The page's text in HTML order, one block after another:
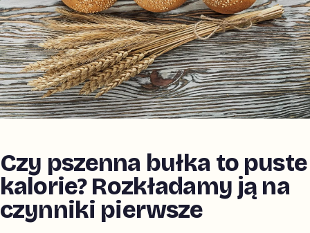
Czy pszenna bułka to puste
kalorie? Rozkładamy ją na
czynniki pierwsze